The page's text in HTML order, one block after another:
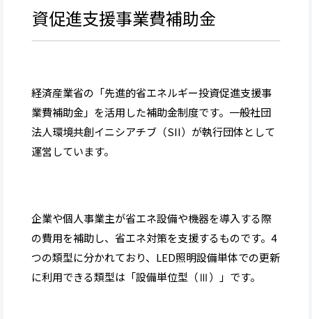
資促進支援事業費補助金
経済産業省の「先進的省エネルギー投資促進支援事
業費補助金」を活用した補助金制度です。一般社団
法人環境共創イニシアチブ（SII）が執行団体として
運営しています。
企業や個人事業主が省エネ設備や機器を導入する際
の費用を補助し、省エネ対策を支援するものです。4
つの類型に分かれており、LED照明設備単体での更新
に利用できる類型は「設備単位型（Ⅲ）」です。